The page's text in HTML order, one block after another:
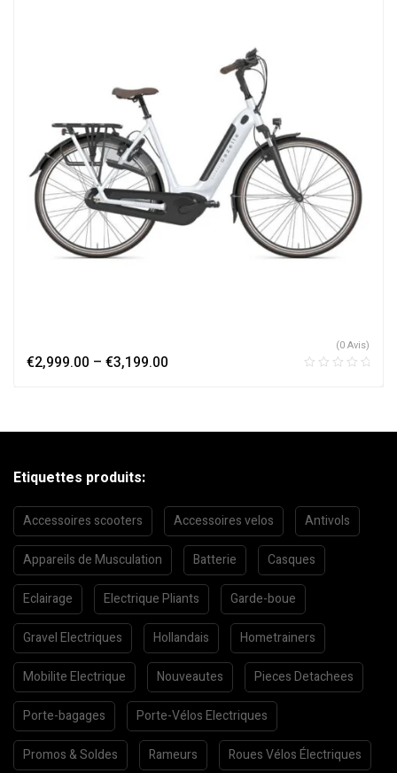
€2,999.00 – €3,199.00
(0 Avis)
Etiquettes produits:
Accessoires scooters Accessoires velos Antivols
Appareils de Musculation Batterie Casques
Eclairage Electrique Pliants Garde-boue
Gravel Electriques Hollandais Hometrainers
Mobilite Electrique Nouveautes Pieces Detachees
Porte-bagages Porte-Vélos Electriques
Promos & Soldes Rameurs Roues Vélos Électriques